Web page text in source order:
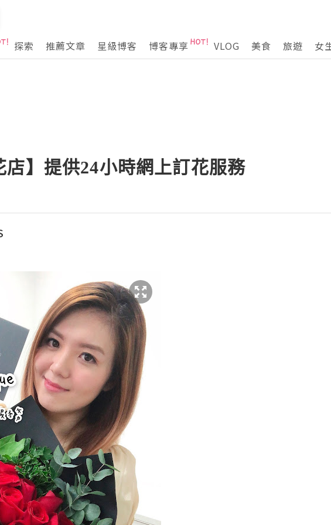
探索
推薦文章 星級博客 博客專享 VLOG 美食 旅遊 女
】提供24小時網上訂花服務